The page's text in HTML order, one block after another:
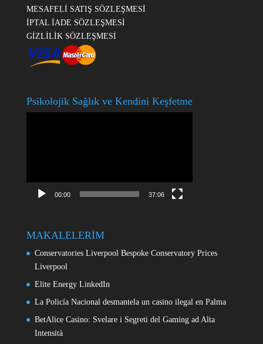
MESAFELİ SATIŞ SÖZLEŞMESİ
İPTAL İADE SÖZLEŞMESİ
GİZLİLİK SÖZLEŞMESİ
Psikolojik Sağlık ve Kendini Keşfetme
00:00 37:06
MAKALELERİM
Conservatories Liverpool Bespoke Conservatory Prices
Liverpool
Elite Energy LinkedIn
La Policía Nacional desmantela un casino ilegal en Palma
BetAlice Casino: Svelare i Segreti del Gaming ad Alta
Intensità